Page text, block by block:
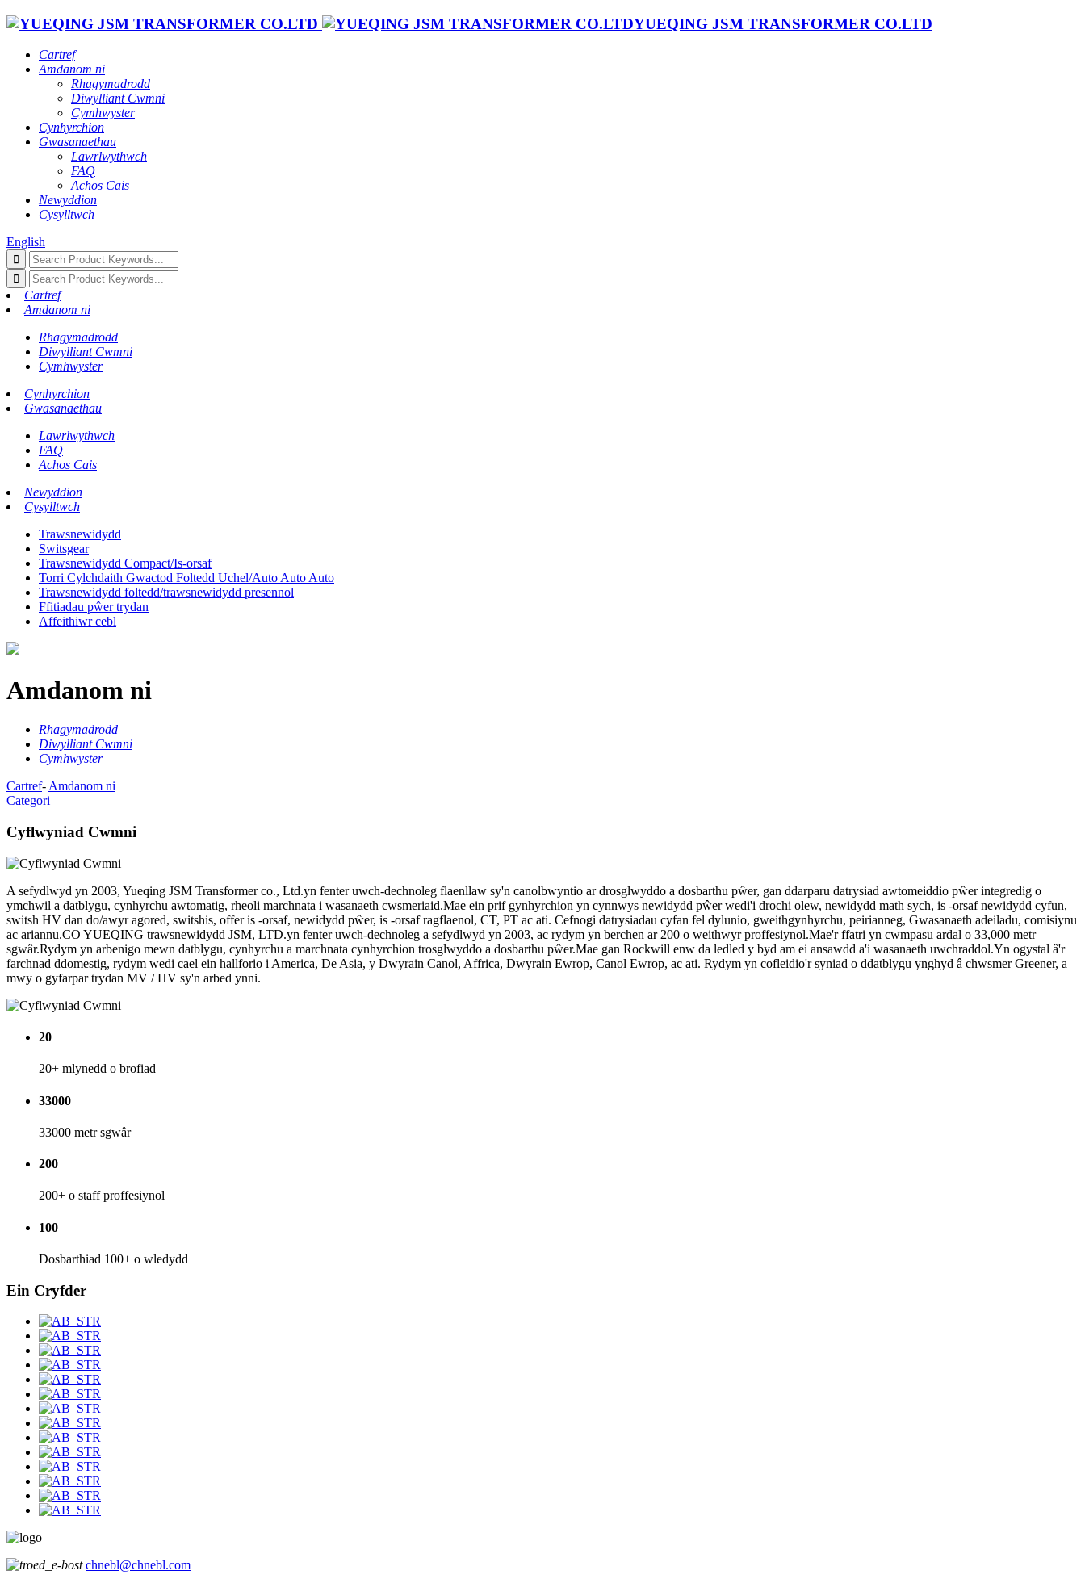
YUEQING JSM TRANSFORMER CO.LTD
Cartref
Amdanom ni
Rhagymadrodd
Diwylliant Cwmni
Cymhwyster
Cynhyrchion
Gwasanaethau
Lawrlwythwch
FAQ
Achos Cais
Newyddion
Cysylltwch
English
Cartref
Amdanom ni
Rhagymadrodd
Diwylliant Cwmni
Cymhwyster
Cynhyrchion
Gwasanaethau
Lawrlwythwch
FAQ
Achos Cais
Newyddion
Cysylltwch
Trawsnewidydd
Switsgear
Trawsnewidydd Compact/Is-orsaf
Torri Cylchdaith Gwactod Foltedd Uchel/Auto Auto Auto
Trawsnewidydd foltedd/trawsnewidydd presennol
Ffitiadau pŵer trydan
Affeithiwr cebl
Amdanom ni
Rhagymadrodd
Diwylliant Cwmni
Cymhwyster
Cartref- Amdanom ni
Categori
Cyflwyniad Cwmni
A sefydlwyd yn 2003, Yueqing JSM Transformer co., Ltd.yn fenter uwch-dechnoleg flaenllaw sy'n canolbwyntio ar drosglwyddo a dosbarthu pŵer, gan ddarparu datrysiad awtomeiddio pŵer integredig o
ymchwil a datblygu, cynhyrchu awtomatig, rheoli marchnata i wasanaeth cwsmeriaid.Mae ein prif gynhyrchion yn cynnwys newidydd pŵer wedi'i drochi olew, newidydd math sych, is -orsaf newidydd cyfun,
switsh HV dan do/awyr agored, switshis, offer is -orsaf, newidydd pŵer, is -orsaf ragflaenol, CT, PT ac ati. Cefnogi datrysiadau cyfan fel dylunio, gweithgynhyrchu, peirianneg, Gwasanaeth adeiladu, comisiynu
ac ariannu.CO YUEQING trawsnewidydd JSM, LTD.yn fenter uwch-dechnoleg a sefydlwyd yn 2003, ac rydym yn berchen ar 200 o weithwyr proffesiynol.Mae'r ffatri yn cwmpasu ardal o 33,000 metr
sgwâr.Rydym yn arbenigo mewn datblygu, cynhyrchu a marchnata cynhyrchion trosglwyddo a dosbarthu pŵer.Mae gan Rockwill enw da ledled y byd am ei ansawdd a'i wasanaeth uwchraddol.Yn ogystal â'r
farchnad ddomestig, rydym wedi cael ein hallforio i America, De Asia, y Dwyrain Canol, Affrica, Dwyrain Ewrop, Canol Ewrop, ac ati. Rydym yn cofleidio'r syniad o ddatblygu ynghyd â chwsmer Greener, a
mwy o gyfarpar trydan MV / HV sy'n arbed ynni.
20
20+ mlynedd o brofiad
33000
33000 metr sgwâr
200
200+ o staff proffesiynol
100
Dosbarthiad 100+ o wledydd
Ein Cryfder
chnebl@chnebl.com